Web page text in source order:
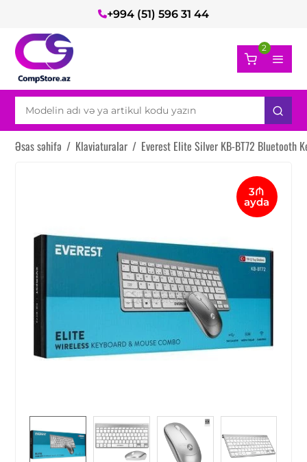
+994 (51) 596 31 44
2
Əsas səhifə / Klaviaturalar / Everest Elite Silver KB-BT72 Bluetooth
3₼
ayda